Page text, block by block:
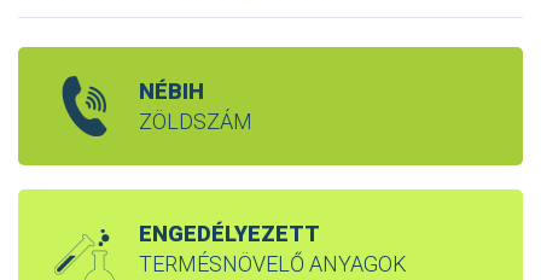
NÉBIH
ZÖLDSZÁM
ENGEDÉLYEZETT
TERMÉSNÖVELŐ ANYAGOK